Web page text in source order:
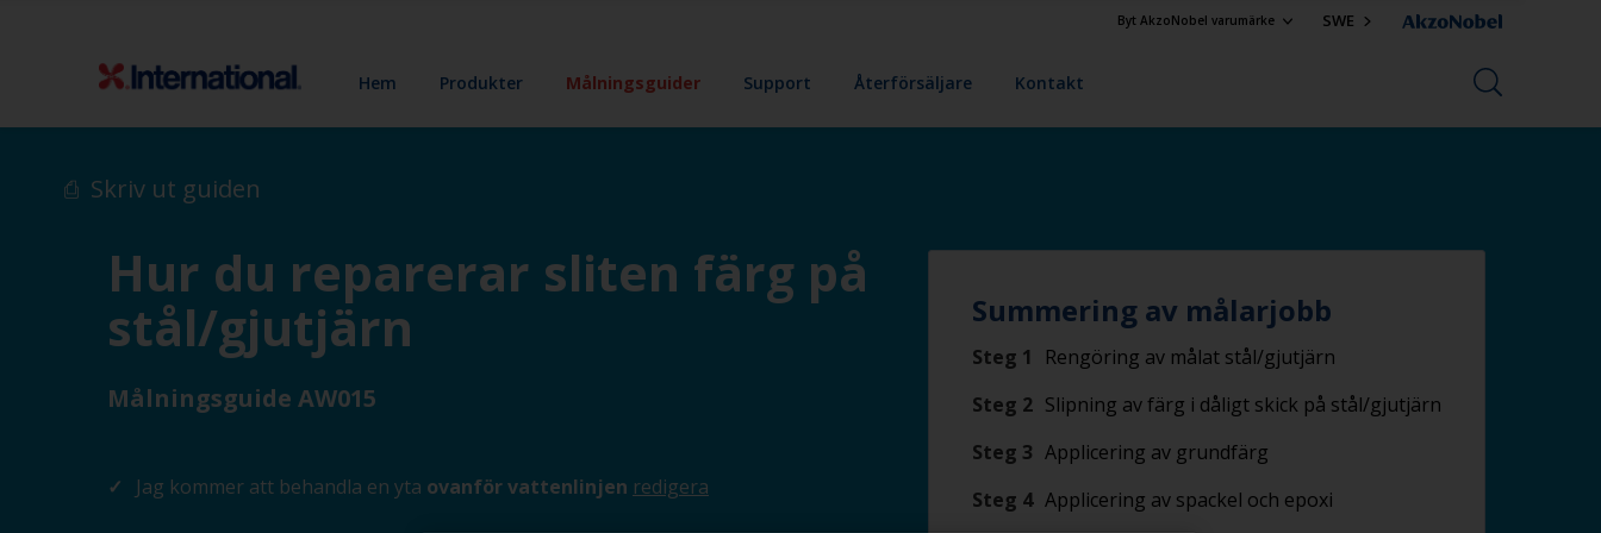
Byt AkzoNobel varumärke SWE
Hem Produkter Målningsguider Support Återförsäljare Kontakt
Skriv ut guiden
Hur du reparerar sliten färg på
stål/gjutjärn
Målningsguide AW015
Jag kommer att behandla en yta ovanför vattenlinjen redigera
Summering av målarjobb
Steg 1
Rengöring av målat stål/gjutjärn
Steg 2 Slipning av färg i dåligt skick på stål/gjutjärn
Steg 3 Applicering av grundfärg
Steg 4 Applicering av spackel och epoxi